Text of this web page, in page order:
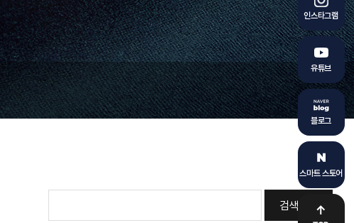
인스타그램
유튜브
블로그
스마트 스토어
검색하기